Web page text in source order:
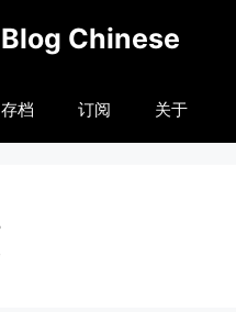
Chinese
存档 订阅 关于